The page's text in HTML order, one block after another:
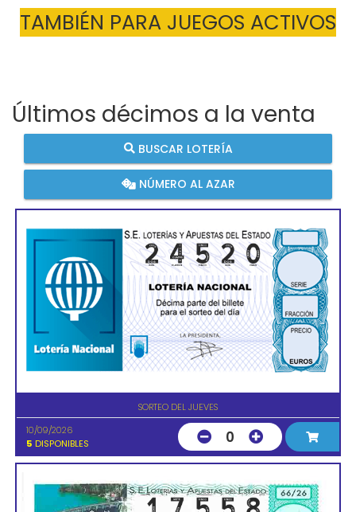
TAMBIÉN PARA JUEGOS ACTIVOS
Últimos décimos a la venta
BUSCAR LOTERÍA
NÚMERO AL AZAR
SORTEO DEL JUEVES
10/09/2026
5 DISPONIBLES 0